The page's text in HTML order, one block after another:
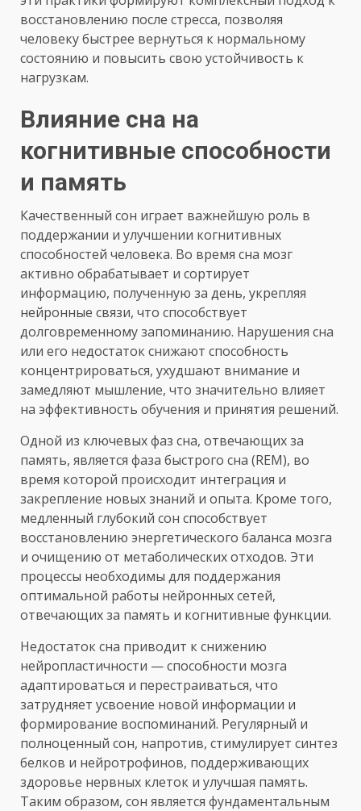
восстановлению после стресса, позволяя
человеку быстрее вернуться к нормальному
состоянию и повысить свою устойчивость к
нагрузкам.
Влияние сна на
когнитивные способности
и память
Качественный сон играет важнейшую роль в
поддержании и улучшении когнитивных
способностей человека. Во время сна мозг
активно обрабатывает и сортирует
информацию, полученную за день, укрепляя
нейронные связи, что способствует
долговременному запоминанию. Нарушения сна
или его недостаток снижают способность
концентрироваться, ухудшают внимание и
замедляют мышление, что значительно влияет
на эффективность обучения и принятия решений.
Одной из ключевых фаз сна, отвечающих за
память, является фаза быстрого сна (REM), во
время которой происходит интеграция и
закрепление новых знаний и опыта. Кроме того,
медленный глубокий сон способствует
восстановлению энергетического баланса мозга
и очищению от метаболических отходов. Эти
процессы необходимы для поддержания
оптимальной работы нейронных сетей,
отвечающих за память и когнитивные функции.
Недостаток сна приводит к снижению
нейропластичности — способности мозга
адаптироваться и перестраиваться, что
затрудняет усвоение новой информации и
формирование воспоминаний. Регулярный и
полноценный сон, напротив, стимулирует синтез
белков и нейротрофинов, поддерживающих
здоровье нервных клеток и улучшая память.
Таким образом, сон является фундаментальным